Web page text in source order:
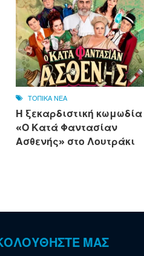
ΤΟΠΙΚΑ ΝΕΑ
Η ξεκαρδιστική κωμωδία
«Ο Κατά Φαντασίαν
Ασθενής» στο Λουτράκι
ΜΑΣ